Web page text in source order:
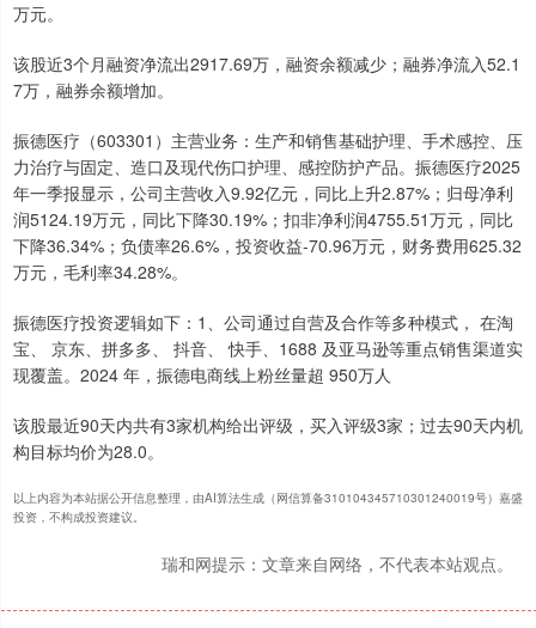
万元。
该股近3个月融资净流出2917.69万，融资余额减少；融券净流入52.1
7万，融券余额增加。
振德医疗（603301）主营业务：生产和销售基础护理、手术感控、压
力治疗与固定、造口及现代伤口护理、感控防护产品。振德医疗2025
年一季报显示，公司主营收入9.92亿元，同比上升2.87%；归母净利
润5124.19万元，同比下降30.19%；扣非净利润4755.51万元，同比
下降36.34%；负债率26.6%，投资收益-70.96万元，财务费用625.32
万元，毛利率34.28%。
振德医疗投资逻辑如下：1、公司通过自营及合作等多种模式， 在淘
宝、 京东、拼多多、 抖音、 快手、1688 及亚马逊等重点销售渠道实
现覆盖。2024 年，振德电商线上粉丝量超 950万人
该股最近90天内共有3家机构给出评级，买入评级3家；过去90天内机
构目标均价为28.0。
以上内容为本站据公开信息整理，由AI算法生成（网信算备310104345710301240019号）嘉盛
投资，不构成投资建议。
瑞和网提示：文章来自网络，不代表本站观点。